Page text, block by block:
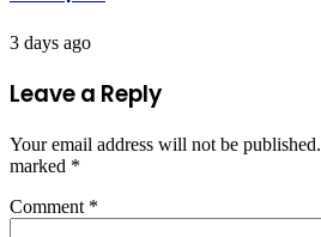
3 days ago
Leave a Reply
Your email address will not be published.
marked *
Comment *